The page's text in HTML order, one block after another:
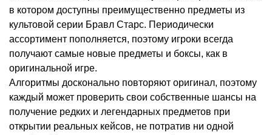
в котором доступны преимущественно предметы из
культовой серии Бравл Старс. Периодически
ассортимент пополняется, поэтому игроки всегда
получают самые новые предметы и боксы, как в
оригинальной игре.
Алгоритмы досконально повторяют оригинал, поэтому
каждый может проверить свои собственные шансы на
получение редких и легендарных предметов при
открытии реальных кейсов, не потратив ни одной